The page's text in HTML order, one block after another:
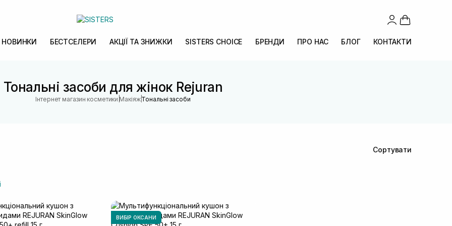
НОВИНКИ БЕСТСЕЛЕРИ АКЦІЇ ТА ЗНИЖКИ SISTERS CHOICE БРЕНДИ ПРО НАС БЛОГ КОНТАКТИ
Тональні засоби для жінок Rejuran
Інтернет магазин косметики |Макіяж|Тональні засоби
Сортувати
ВИБІР ОКСАНИ